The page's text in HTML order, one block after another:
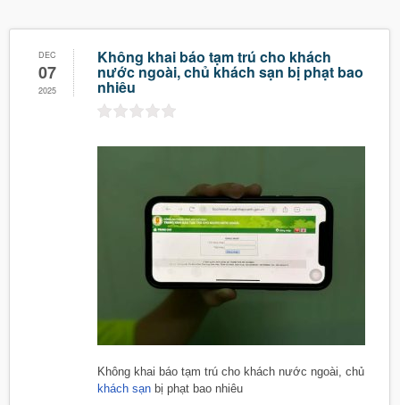
DEC
07
2025
Không khai báo tạm trú cho khách
nước ngoài, chủ khách sạn bị phạt bao
nhiêu
Không khai báo tạm trú cho khách nước ngoài, chủ
khách sạn bị phạt bao nhiêu